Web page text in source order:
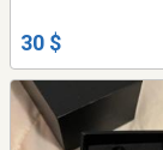
30 $